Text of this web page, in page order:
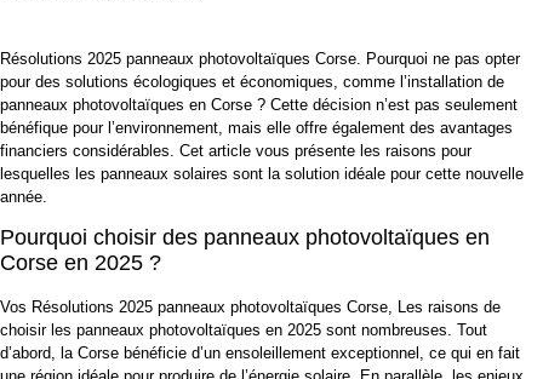
Résolutions 2025 panneaux photovoltaïques Corse. Pourquoi ne pas opter
pour des solutions écologiques et économiques, comme l’installation de
panneaux photovoltaïques en Corse ? Cette décision n’est pas seulement
bénéfique pour l’environnement, mais elle offre également des avantages
financiers considérables. Cet article vous présente les raisons pour
lesquelles les panneaux solaires sont la solution idéale pour cette nouvelle
année.
Pourquoi choisir des panneaux photovoltaïques en
Corse en 2025 ?
Vos Résolutions 2025 panneaux photovoltaïques Corse, Les raisons de
choisir les panneaux photovoltaïques en 2025 sont nombreuses. Tout
d’abord, la Corse bénéficie d’un ensoleillement exceptionnel, ce qui en fait